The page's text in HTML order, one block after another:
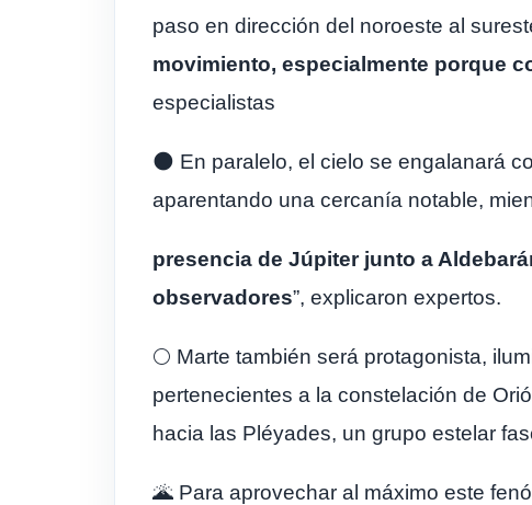
paso en dirección del noroeste al
movimiento, especialmente porque
especialistas
🌑 En paralelo, el cielo se engalanará
aparentando una cercanía notable,
presencia de Júpiter junto a
observadores”, explicaron expertos.
🌕 Marte también será protagonista,
pertenecientes a la constelación de
hacia las Pléyades, un grupo estelar
🌋 Para aprovechar al máximo este